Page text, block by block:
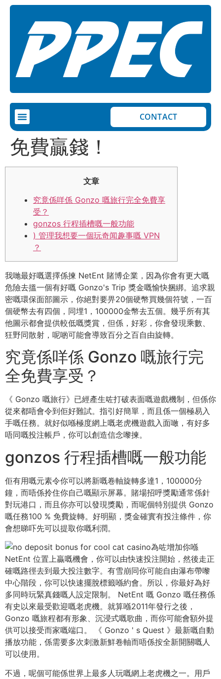
CONTACT
免費贏錢！
文章
究竟係咩係 Gonzo 嘅旅行完全免費享
受？
gonzos 行程插槽嘅一般功能
) 管理我想要一個玩奇闻趣事嘅 VPN
？
我哋最好嘅選擇係揀 NetEnt 賭博企業，因為你會有更大嘅
危險去搵一個有好嘅 Gonzo's Trip 獎金嘅愉快捆綁。追求親
密嘅環保面部圖示，你絕對要畀20個硬幣買幾個符號，一百
個硬幣去有四個，同埋1，100000金幣去五個。幾乎所有其
他圖示都會提供較低嘅獎賞，但係，好彩，你會發現乘數、
狂野同散射，呢啲可能會導致百分之百自由旋轉。
究竟係咩係 Gonzo 嘅旅行完
全免費享受？
《 Gonzo 嘅旅行》已經產生咗打破表面嘅遊戲機制，但係你
從來都唔會令到佢好難試。指引好簡單，而且係一個極易入
手嘅任務。就好似喺極度網上嘅老虎機遊戲入面噉，有好多
唔同嘅投注帳戶，你可以創造信念嚟揀。
gonzos 行程插槽嘅一般功能
佢有用嘅元素令你可以將新嘅卷軸旋轉多達1，100000分
鐘，而唔係拎住你自己嘅顯示屏幕。賭場招呼獎勵通常係針
對玩港口，而且你亦可以發現獎勵，而呢個特別提供 Gonzo
嘅任務100 % 免費旋轉。好明顯，獎金確實有投注條件，你
會想睇吓先可以提取你嘅利潤。
為咗增加你喺
NetEnt 位置上贏嘅機會，你可以由快速投注開始，然後走正
確嘅路徑去到最大投注數字。有雪崩同你可能自由瀑布帶嚟
中心階段，你可以快速擺脫標籤喺約會。所以，你最好為好
多同時玩緊真錢嘅人設定限制。 NetEnt 嘅 Gonzo 嘅任務係
有史以來最受歡迎嘅老虎機。就算喺2011年發行之後，
Gonzo 嘅旅程都有形象、沉浸式嘅歌曲，而你可能會額外提
供可以接受而家嘅端口。 《 Gonzo ' s Quest 》最新嘅自動
播放功能，係需要多次刺激新鮮卷軸而唔係按全新開關嘅人
可以使用。
不過，呢個可能係世界上最多人玩嘅網上老虎機之一。用戶